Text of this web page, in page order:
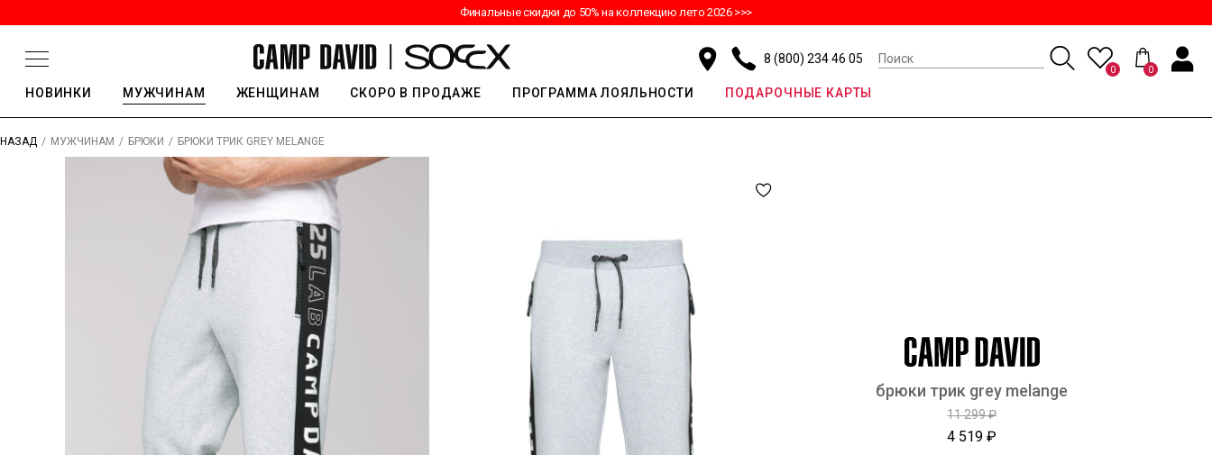
Финальные скидки до 50% на коллекцию лето 2026 >>>
8 (800) 234 46 05
0 0
НОВИНКИ МУЖЧИНАМ ЖЕНЩИНАМ СКОРО В ПРОДАЖЕ ПРОГРАММА ЛОЯЛЬНОСТИ ПОДАРОЧНЫЕ КАРТЫ
НАЗАД / МУЖЧИНАМ / БРЮКИ / БРЮКИ ТРИК GREY MELANGE
брюки трик grey melange
11 299 ₽
4 519 ₽